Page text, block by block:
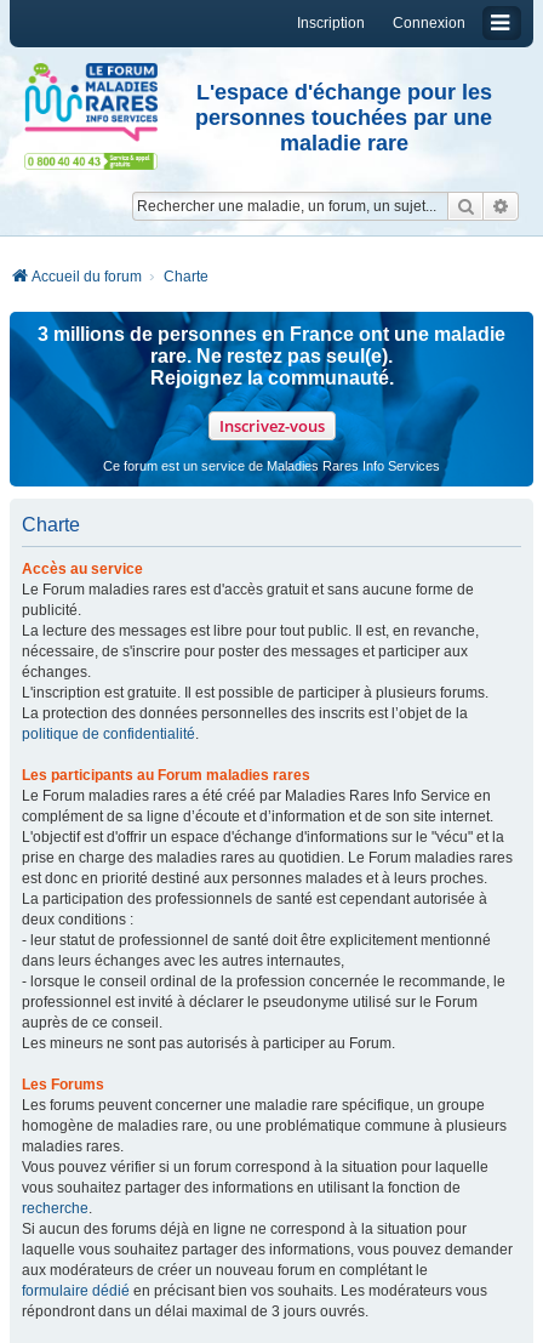
Connexion
Inscription
L'espace d'échange pour les
personnes touchées par une
maladie rare
Accueil du forum Charte
3 millions de personnes en France ont une maladie
rare. Ne restez pas seul(e).
Rejoignez la communauté.
Inscrivez-vous
Ce forum est un service de Maladies Rares Info Services
Charte
Accès au service
Le Forum maladies rares est d'accès gratuit et sans aucune forme de
publicité.
La lecture des messages est libre pour tout public. Il est, en revanche,
nécessaire, de s'inscrire pour poster des messages et participer aux
échanges.
L'inscription est gratuite. Il est possible de participer à plusieurs forums.
La protection des données personnelles des inscrits est l’objet de la
politique de confidentialité.
Les participants au Forum maladies rares
Le Forum maladies rares a été créé par Maladies Rares Info Service en
complément de sa ligne d’écoute et d’information et de son site internet.
L'objectif est d'offrir un espace d'échange d'informations sur le "vécu" et la
prise en charge des maladies rares au quotidien. Le Forum maladies rares
est donc en priorité destiné aux personnes malades et à leurs proches.
La participation des professionnels de santé est cependant autorisée à
deux conditions :
- leur statut de professionnel de santé doit être explicitement mentionné
dans leurs échanges avec les autres internautes,
- lorsque le conseil ordinal de la profession concernée le recommande, le
professionnel est invité à déclarer le pseudonyme utilisé sur le Forum
auprès de ce conseil.
Les mineurs ne sont pas autorisés à participer au Forum.
Les Forums
Les forums peuvent concerner une maladie rare spécifique, un groupe
homogène de maladies rare, ou une problématique commune à plusieurs
maladies rares.
Vous pouvez vérifier si un forum correspond à la situation pour laquelle
vous souhaitez partager des informations en utilisant la fonction de
recherche.
Si aucun des forums déjà en ligne ne correspond à la situation pour
laquelle vous souhaitez partager des informations, vous pouvez demander
aux modérateurs de créer un nouveau forum en complétant le
formulaire dédié en précisant bien vos souhaits. Les modérateurs vous
répondront dans un délai maximal de 3 jours ouvrés.